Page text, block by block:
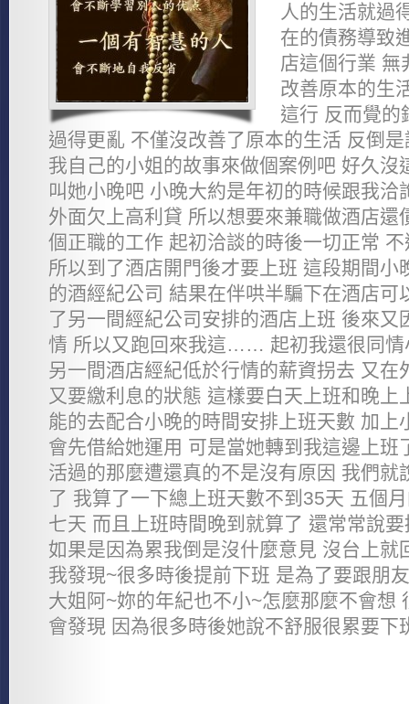
人的生活就過
在的債務導致
店這個行業 無
改善原本的生
這行 反而覺的
過得更亂 不僅沒改善了原本的生活 反倒
我自己的小姐的故事來做個案例吧 好久沒
叫她小晚吧 小晚大約是年初的時候跟我洽
外面欠上高利貸 所以想要來兼職做酒店還
個正職的工作 起初洽談的時後一切正常
所以到了酒店開門後才要上班 這段期間小
的酒經紀公司 結果在伴哄半騙下在酒店可
了另一間經紀公司安排的酒店上班 後來又
情 所以又跑回來我這…… 起初我還很同情
另一間酒店經紀低於行情的薪資拐去 又在
又要繳利息的狀態 這樣要白天上班和晚上
能的去配合小晚的時間安排上班天數 加上
會先借給她運用 可是當她轉到我這邊上班
活過的那麼遭還真的不是沒有原因 我們就
了 我算了一下總上班天數不到35天 五個
七天 而且上班時間晚到就算了 還常常說
如果是因為累我倒是沒什麼意見 沒台上就
我發現~很多時後提前下班 是為了要跟朋
大姐阿~妳的年紀也不小~怎麼那麼不會想
會發現 因為很多時後她說不舒服很累要下